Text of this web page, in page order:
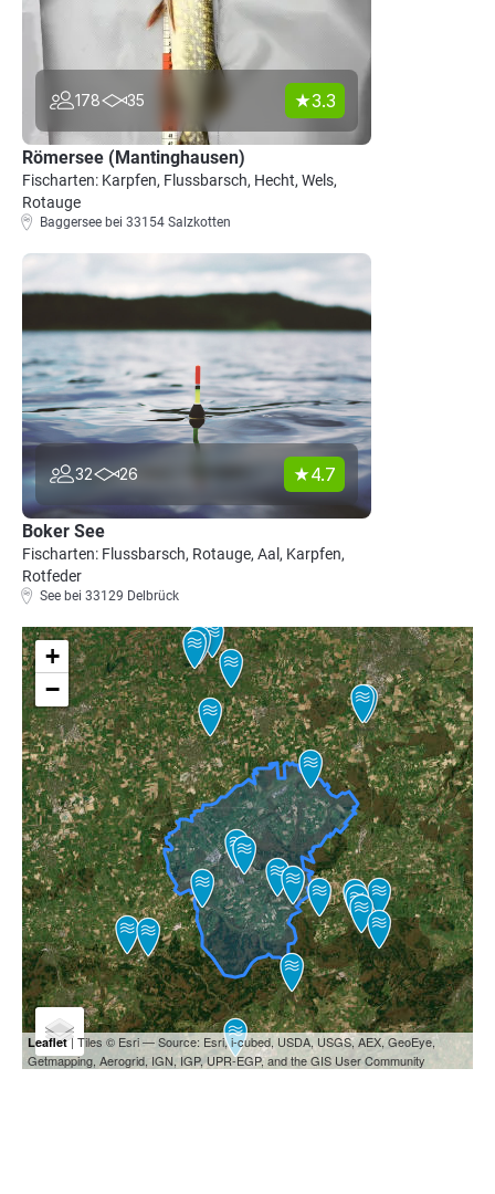
178 35 3.3
Römersee (Mantinghausen)
Fischarten: Karpfen, Flussbarsch, Hecht, Wels,
Rotauge
Baggersee bei 33154 Salzkotten
32 26 4.7
Boker See
Fischarten: Flussbarsch, Rotauge, Aal, Karpfen,
Rotfeder
See bei 33129 Delbrück
+
−
Leaflet| Tiles © Esri — Source: Esri, i-cubed, USDA, USGS, AEX, GeoEye,
Getmapping, Aerogrid, IGN, IGP, UPR-EGP, and the GIS User Community